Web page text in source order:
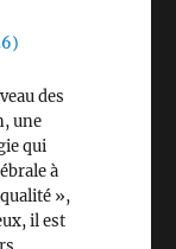
des
une
qui
à
»,
il est